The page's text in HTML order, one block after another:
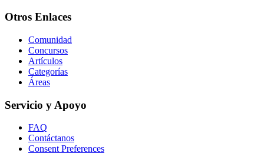
Otros Enlaces
Comunidad
Concursos
Artículos
Categorías
Áreas
Servicio y Apoyo
FAQ
Contáctanos
Consent Preferences